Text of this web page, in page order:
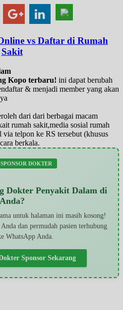
vs Daftar di Rumah
Sakit
Kopo terbaru! ini dapat berubah
& menjadi member yang akan
dari dari berbagai macam
rumah sakit,media sosial rumah
telpon ke RS tersebut (khusus
berkala.
DOKTER
Dokter Penyakit Dalam di
Anda?
untuk halaman ini masih kosong!
dan permudah pasien terhubung
WhatsApp Anda.
Sponsor Sekarang